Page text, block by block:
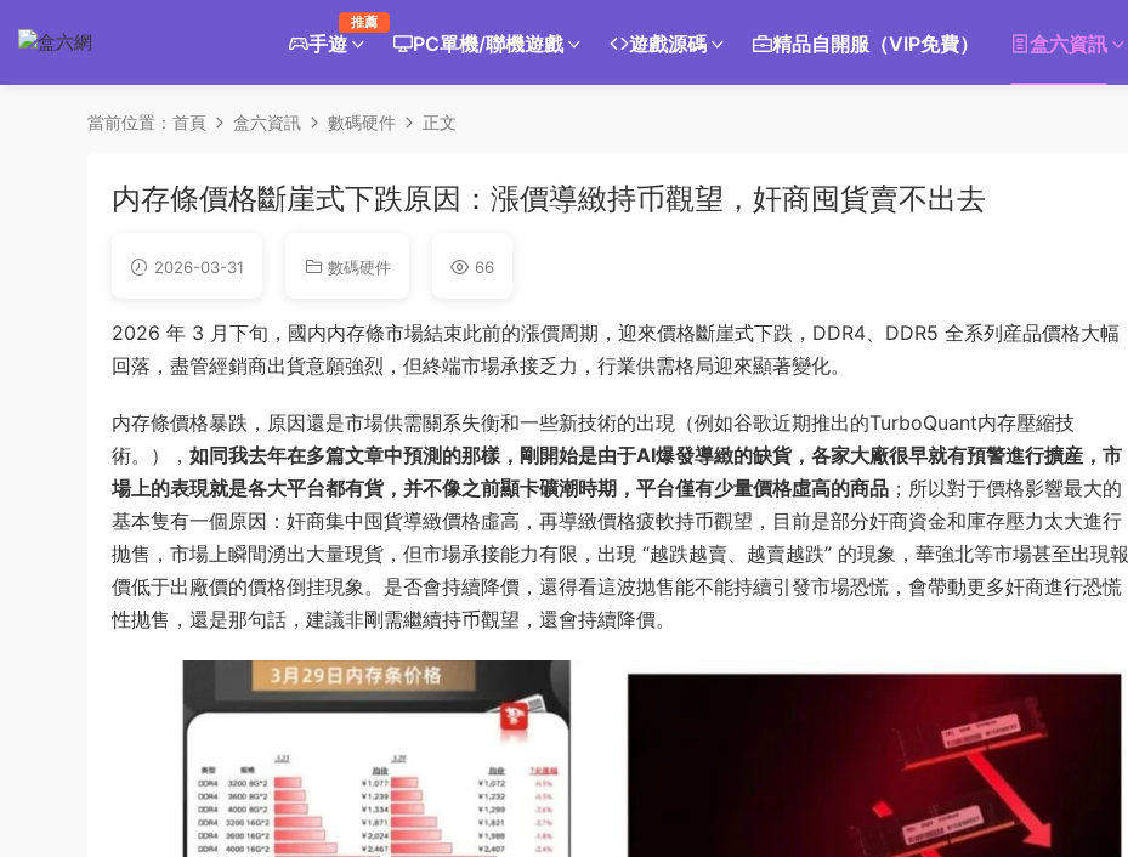
手遊
推薦
PC單機/聯機遊戲 遊戲源碼 精品自開服（VIP免費） 盒六資訊
當前位置： 首頁 盒六資訊 數碼硬件 正文
内存條價格斷崖式下跌原因：漲價導緻持币觀望，奸商囤貨賣不出去
2026-03-31 數碼硬件 66
2026 年 3 月下旬，國内内存條市場結束此前的漲價周期，迎來價格斷崖式下跌，DDR4、DDR5 全系列産品價格大幅
回落，盡管經銷商出貨意願強烈，但終端市場承接乏力，行業供需格局迎來顯著變化。
内存條價格暴跌，原因還是市場供需關系失衡和一些新技術的出現（例如谷歌近期推出的TurboQuant内存壓縮技
術。）， 如同我去年在多篇文章中預測的那樣，剛開始是由于AI爆發導緻的缺貨，各家大廠很早就有預警進行擴産，市
場上的表現就是各大平台都有貨，并不像之前顯卡礦潮時期，平台僅有少量價格虛高的商品 ；所以對于價格影響最大的
基本隻有一個原因：奸商集中囤貨導緻價格虛高，再導緻價格疲軟持币觀望，目前是部分奸商資金和庫存壓力太大進行
抛售，市場上瞬間湧出大量現貨，但市場承接能力有限，出現 “越跌越賣、越賣越跌” 的現象，華強北等市場甚至出現報
價低于出廠價的價格倒挂現象。是否會持續降價，還得看這波抛售能不能持續引發市場恐慌，會帶動更多奸商進行恐慌
性抛售，還是那句話，建議非剛需繼續持币觀望，還會持續降價。